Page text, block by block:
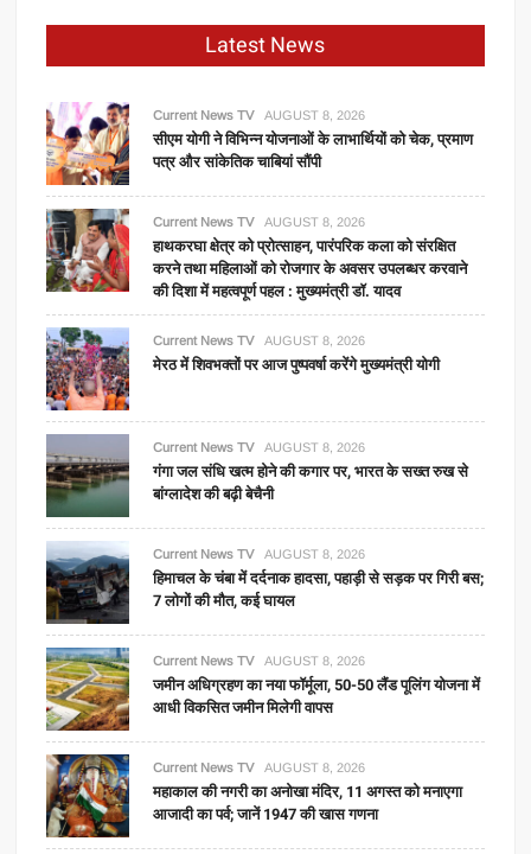
Latest News
Current News TV AUGUST 8, 2026
सीएम योगी ने विभिन्न योजनाओं के लाभार्थियों को चेक, प्रमाण
पत्र और सांकेतिक चाबियां सौंपी
Current News TV AUGUST 8, 2026
हाथकरघा क्षेत्र को प्रोत्साहन, पारंपरिक कला को संरक्षित
करने तथा महिलाओं को रोजगार के अवसर उपलब्धर करवाने
की दिशा में महत्वपूर्ण पहल : मुख्यमंत्री डॉ. यादव
Current News TV AUGUST 8, 2026
मेरठ में शिवभक्तों पर आज पुष्पवर्षा करेंगे मुख्यमंत्री योगी
Current News TV AUGUST 8, 2026
गंगा जल संधि खत्म होने की कगार पर, भारत के सख्त रुख से
बांग्लादेश की बढ़ी बेचैनी
Current News TV AUGUST 8, 2026
हिमाचल के चंबा में दर्दनाक हादसा, पहाड़ी से सड़क पर गिरी बस;
7 लोगों की मौत, कई घायल
Current News TV AUGUST 8, 2026
जमीन अधिग्रहण का नया फॉर्मूला, 50-50 लैंड पूलिंग योजना में
आधी विकसित जमीन मिलेगी वापस
Current News TV AUGUST 8, 2026
महाकाल की नगरी का अनोखा मंदिर, 11 अगस्त को मनाएगा
आजादी का पर्व; जानें 1947 की खास गणना